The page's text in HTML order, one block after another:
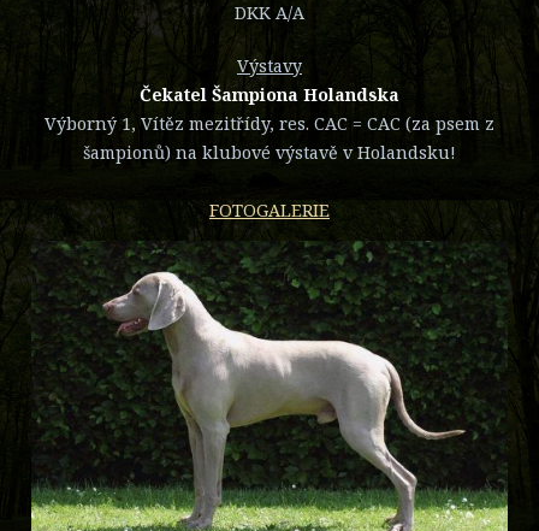
DKK A/A
Výstavy
Čekatel Šampiona Holandska
Výborný 1, Vítěz mezitřídy, res. CAC = CAC (za psem z
šampionů) na klubové výstavě v Holandsku!
FOTOGALERIE